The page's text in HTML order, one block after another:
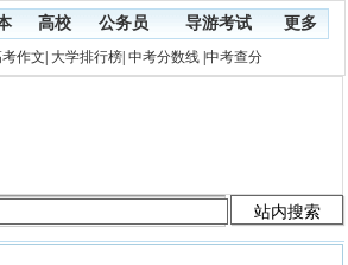
高校 公务员 导游考试 更多
作文 大学排行榜| 中考分数线| 中考查分